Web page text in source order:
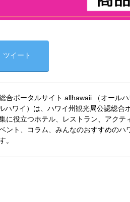
ツイート
合ポータルサイト allhawaii （オールハ
ハワイ）は、ハワイ州観光局公認総合
に役立つホテル、レストラン、アクテ
ント、コラム、みんなのおすすめのハ
。